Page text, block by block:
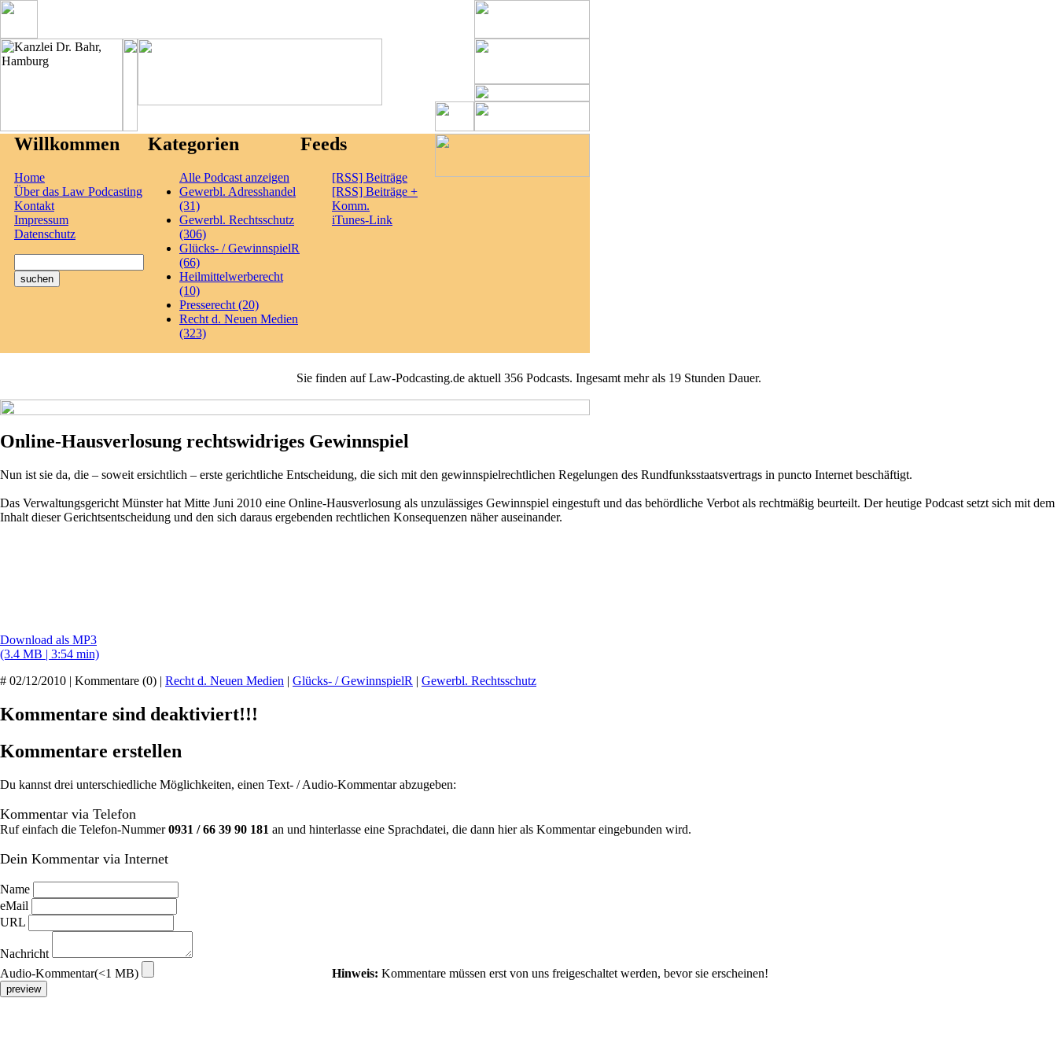
Willkommen
Home
Über das Law Podcasting
Kontakt
Impressum
Datenschutz
Kategorien
Alle Podcast anzeigen
Gewerbl. Adresshandel
(31)
Gewerbl. Rechtsschutz
(306)
Glücks- / GewinnspielR
(66)
Heilmittelwerberecht
(10)
Presserecht (20)
Recht d. Neuen Medien
(323)
Feeds
[RSS] Beiträge
[RSS] Beiträge +
Komm.
iTunes-Link
Sie finden auf Law-Podcasting.de aktuell 356 Podcasts. Ingesamt mehr als 19 Stunden Dauer.
Online-Hausverlosung rechtswidriges Gewinnspiel
Nun ist sie da, die – soweit ersichtlich – erste gerichtliche Entscheidung, die sich mit den gewinnspielrechtlichen Regelungen des Rundfunksstaatsvertrags in puncto Internet beschäftigt.
Das Verwaltungsgericht Münster hat Mitte Juni 2010 eine Online-Hausverlosung als unzulässiges Gewinnspiel eingestuft und das behördliche Verbot als rechtmäßig beurteilt. Der heutige Podcast setzt sich mit dem
Inhalt dieser Gerichtsentscheidung und den sich daraus ergebenden rechtlichen Konsequenzen näher auseinander.
Download als MP3
(3.4 MB | 3:54 min)
# 02/12/2010 | Kommentare (0) | Recht d. Neuen Medien | Glücks- / GewinnspielR | Gewerbl. Rechtsschutz
Kommentare sind deaktiviert!!!
Kommentare erstellen
Du kannst drei unterschiedliche Möglichkeiten, einen Text- / Audio-Kommentar abzugeben:
Kommentar via Telefon
Ruf einfach die Telefon-Nummer0931 / 66 39 90 181 an und hinterlasse eine Sprachdatei, die dann hier als Kommentar eingebunden wird.
Dein Kommentar via Internet
Name
eMail
URL
Nachricht
Audio-Kommentar(<1 MB)
Hinweis: Kommentare müssen erst von uns freigeschaltet werden, bevor sie erscheinen!